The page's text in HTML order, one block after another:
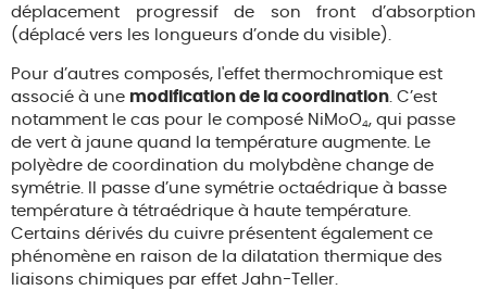
déplacement progressif de son front d’absorption
(déplacé vers les longueurs d’onde du visible).
Pour d’autres composés, l'effet thermochromique est
associé à une modification de la coordination. C’est
notamment le cas pour le composé NiMoO4, qui passe
de vert à jaune quand la température augmente. Le
polyèdre de coordination du molybdène change de
symétrie. Il passe d’une symétrie octaédrique à basse
température à tétraédrique à haute température.
Certains dérivés du cuivre présentent également ce
phénomène en raison de la dilatation thermique des
liaisons chimiques par effet Jahn-Teller.